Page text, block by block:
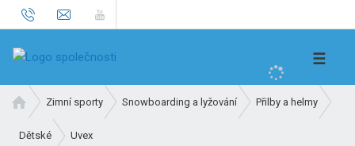
h
☰
v
o
Zimní sporty Snowboarding a lyžování Přilby a helmy
Dětské Uvex